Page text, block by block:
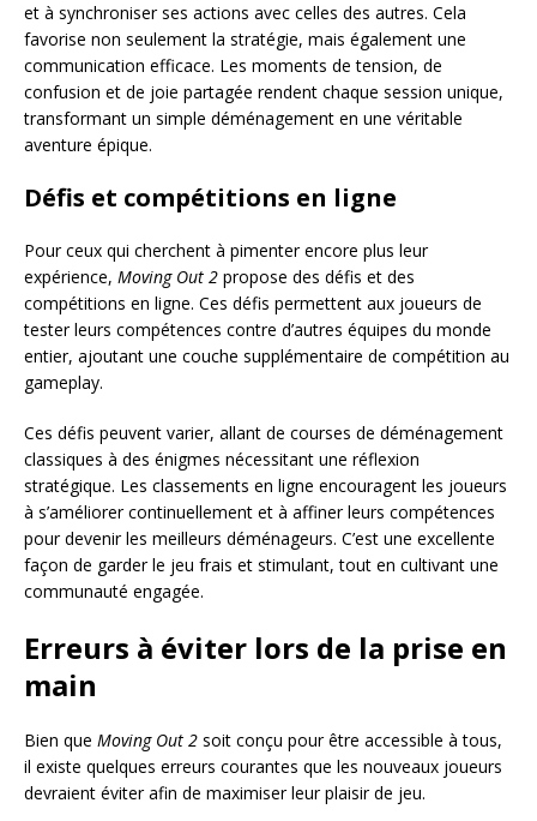
et à synchroniser ses actions avec celles des autres. Cela
favorise non seulement la stratégie, mais également une
communication efficace. Les moments de tension, de
confusion et de joie partagée rendent chaque session unique,
transformant un simple déménagement en une véritable
aventure épique.
Défis et compétitions en ligne
Pour ceux qui cherchent à pimenter encore plus leur
expérience, Moving Out 2 propose des défis et des
compétitions en ligne. Ces défis permettent aux joueurs de
tester leurs compétences contre d’autres équipes du monde
entier, ajoutant une couche supplémentaire de compétition au
gameplay.
Ces défis peuvent varier, allant de courses de déménagement
classiques à des énigmes nécessitant une réflexion
stratégique. Les classements en ligne encouragent les joueurs
à s’améliorer continuellement et à affiner leurs compétences
pour devenir les meilleurs déménageurs. C’est une excellente
façon de garder le jeu frais et stimulant, tout en cultivant une
communauté engagée.
Erreurs à éviter lors de la prise en
main
Bien que Moving Out 2 soit conçu pour être accessible à tous,
il existe quelques erreurs courantes que les nouveaux joueurs
devraient éviter afin de maximiser leur plaisir de jeu.